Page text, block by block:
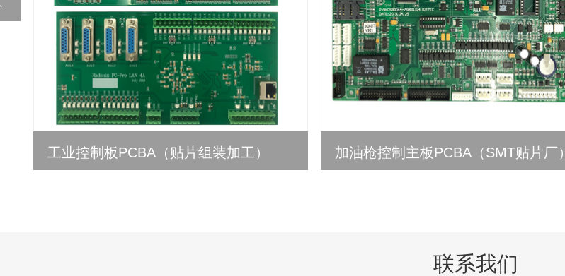
工业控制板PCBA（贴片组装加工） 加油枪控制主板PCBA（SMT贴片厂）
联系我们